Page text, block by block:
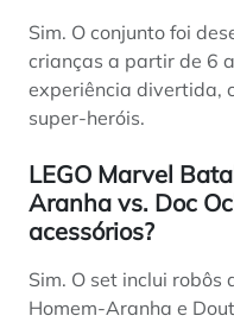
Sim. O conjunto foi
crianças a partir de 6
experiência divertida,
super-heróis.
LEGO Marvel
Aranha vs. Doc
acessórios?
Sim. O set inclui
Homem-Aranha e